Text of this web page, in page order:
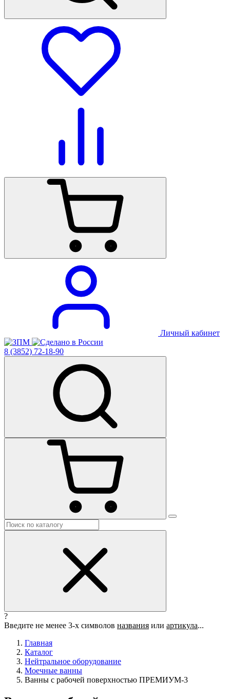
Личный кабинет
8 (3852) 72-18-90
?
Введите не менее 3-х символов названия или артикула...
Главная
Каталог
Нейтральное оборудование
Моечные ванны
Ванны с рабочей поверхностью ПРЕМИУМ-3